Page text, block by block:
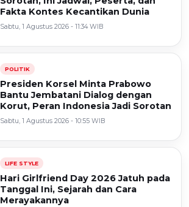
Fakta Kontes Kecantikan Dunia
Sabtu, 1 Agustus 2026 - 11:34 WIB
POLITIK
Presiden Korsel Minta Prabowo
Bantu Jembatani Dialog dengan
Korut, Peran Indonesia Jadi Sorotan
Sabtu, 1 Agustus 2026 - 10:55 WIB
LIFE STYLE
Hari Girlfriend Day 2026 Jatuh pada
Tanggal Ini, Sejarah dan Cara
Merayakannya